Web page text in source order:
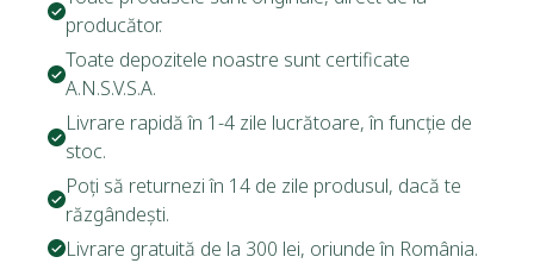
producător.
Toate depozitele noastre sunt certificate
A.N.S.V.S.A.
Livrare rapidă în 1-4 zile lucrătoare, în funcție de
stoc.
Poți să returnezi în 14 de zile produsul, dacă te
răzgândești.
Livrare gratuită de la 300 lei, oriunde în România.